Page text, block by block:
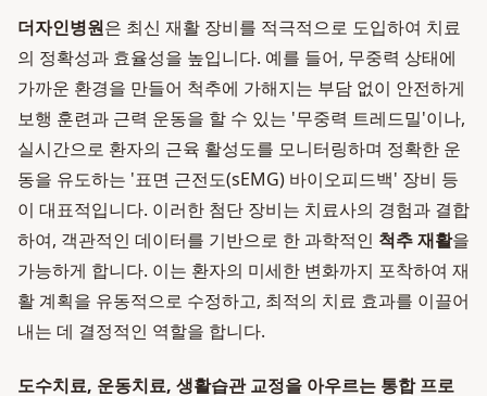
더자인병원은 최신 재활 장비를 적극적으로 도입하여 치료
의 정확성과 효율성을 높입니다. 예를 들어, 무중력 상태에
가까운 환경을 만들어 척추에 가해지는 부담 없이 안전하게
보행 훈련과 근력 운동을 할 수 있는 '무중력 트레드밀'이나,
실시간으로 환자의 근육 활성도를 모니터링하며 정확한 운
동을 유도하는 '표면 근전도(sEMG) 바이오피드백' 장비 등
이 대표적입니다. 이러한 첨단 장비는 치료사의 경험과 결합
하여, 객관적인 데이터를 기반으로 한 과학적인 척추 재활을
가능하게 합니다. 이는 환자의 미세한 변화까지 포착하여 재
활 계획을 유동적으로 수정하고, 최적의 치료 효과를 이끌어
내는 데 결정적인 역할을 합니다.
도수치료, 운동치료, 생활습관 교정을 아우르는 통합 프로